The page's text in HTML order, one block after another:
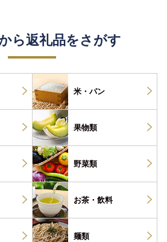
ら返礼品をさがす
米・パン
果物類
野菜類
お茶・ 飲料
麺類